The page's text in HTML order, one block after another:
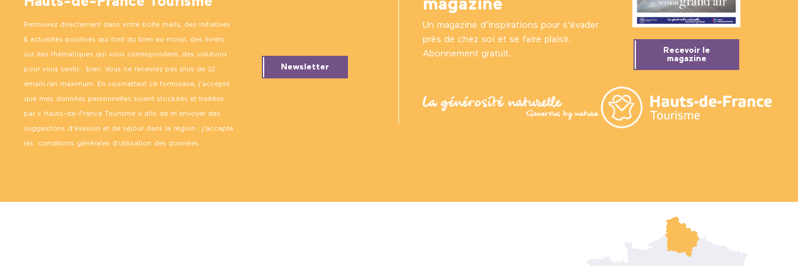
Retrouvez directement dans votre boîte mails, des initiatives
& actualités positives qui font du bien au moral, des livrets
sur des thématiques qui vous correspondent, des solutions
pour vous sentir… bien. Vous ne recevrez pas plus de 12
emails/an maximum. En soumettant ce formulaire, j’accepte
que mes données personnelles soient stockées et traitées
par « Hauts-de-France Tourisme » afin de m’envoyer des
suggestions d’évasion et de séjour dans la région ; j’accepte
les conditions générales d’utilisation des données.
Newsletter
magazine
Un magazine d’inspirations pour s'évader
près de chez soi et se faire plaisir.
Abonnement gratuit.
Recevoir le
magazine